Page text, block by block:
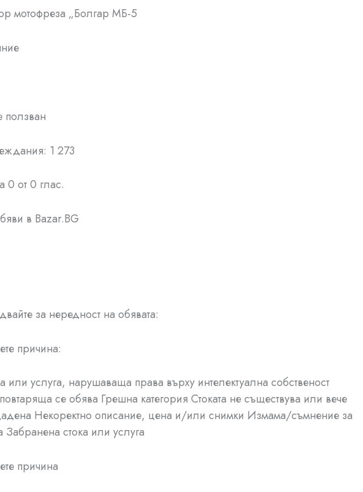
мотофреза „Болгар МБ-5
ползван
1 273
0 от 0 глас.
в Bazar.BG
за нередност на обявата:
причина:
или услуга, нарушаваща права върху интелектуална собственост
се обява Грешна категория Стоката не съществува или вече
Некоректно описание, цена и/или снимки Измама/съмнение за
Забранена стока или услуга
причина